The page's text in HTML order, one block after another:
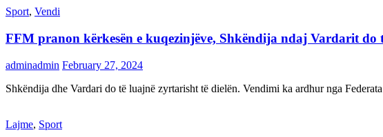
Sport, Vendi
FFM pranon kërkesën e kuqezinjëve, Shkëndija ndaj Vardarit do
adminadmin February 27, 2024
Shkëndija dhe Vardari do të luajnë zyrtarisht të dielën. Vendimi ka ardhur nga
Lajme, Sport